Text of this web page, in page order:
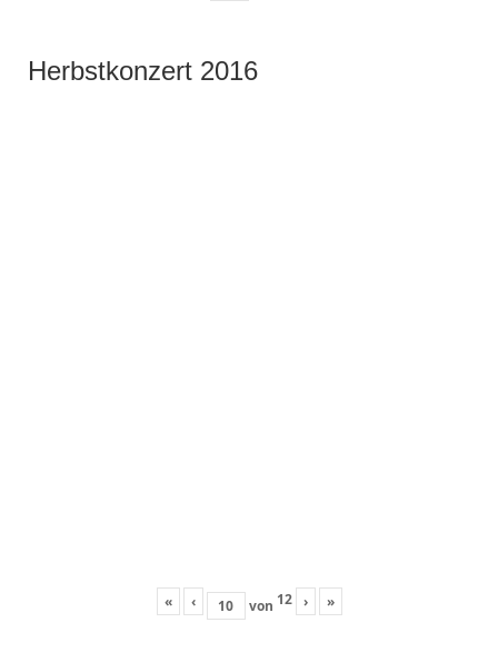
Herbstkonzert 2016
« ‹ von 12 › »